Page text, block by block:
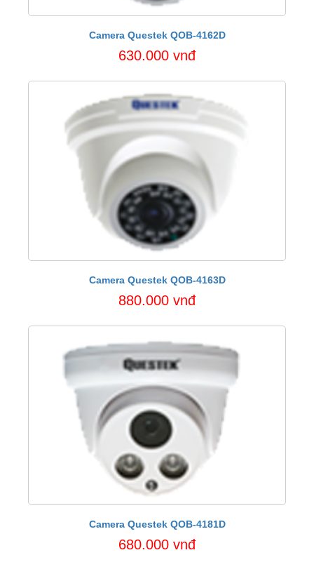
Camera Questek QOB-4162D
630.000 vnđ
Camera Questek QOB-4163D
880.000 vnđ
Camera Questek QOB-4181D
680.000 vnđ